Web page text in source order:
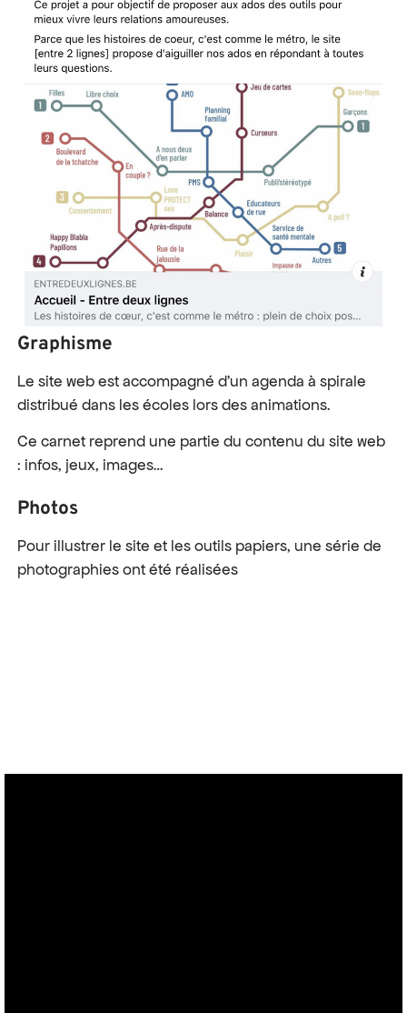
Graphisme
Le site web est accompagné d’un agenda à spirale
distribué dans les écoles lors des animations.
Ce carnet reprend une partie du contenu du site web
: infos, jeux, images…
Photos
Pour illustrer le site et les outils papiers, une série de
photographies ont été réalisées